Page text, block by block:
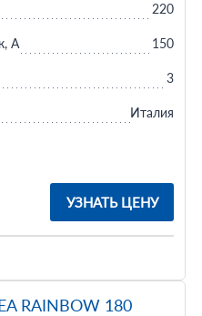
УЗНАТЬ ЦЕНУ
220
А 150
3
Италия
RAINBOW 180